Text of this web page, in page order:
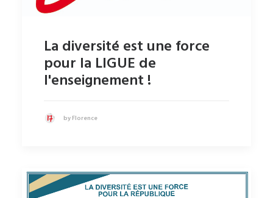
La diversité est une force
pour la LIGUE de
l'enseignement !
by Florence